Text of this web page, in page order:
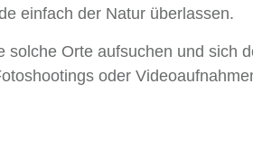
einfach der Natur überlassen.
solche Orte aufsuchen und sich
oder